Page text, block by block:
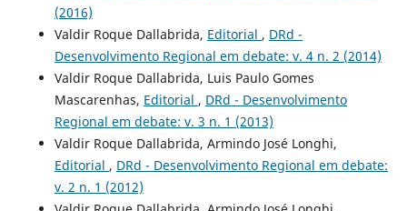
(2016)
Valdir Roque Dallabrida, Editorial , DRd -
Desenvolvimento Regional em debate: v. 4 n. 2 (2014)
Valdir Roque Dallabrida, Luis Paulo Gomes
Mascarenhas, Editorial , DRd - Desenvolvimento
Regional em debate: v. 3 n. 1 (2013)
Valdir Roque Dallabrida, Armindo José Longhi,
Editorial , DRd - Desenvolvimento Regional em debate:
v. 2 n. 1 (2012)